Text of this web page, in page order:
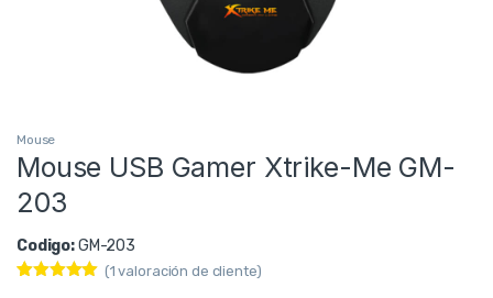
Mouse
Mouse USB Gamer Xtrike-Me GM-
203
Codigo:GM-203
(1 valoración de cliente)